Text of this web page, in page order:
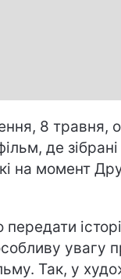
8 травня,
де зібрані
на момент
увагу
Так, у